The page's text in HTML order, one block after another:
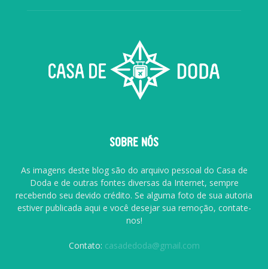
SOBRE NÓS
As imagens deste blog são do arquivo pessoal do Casa de
Doda e de outras fontes diversas da Internet, sempre
recebendo seu devido crédito. Se alguma foto de sua autoria
estiver publicada aqui e você desejar sua remoção, contate-
nos!
Contato: casadedoda@gmail.com